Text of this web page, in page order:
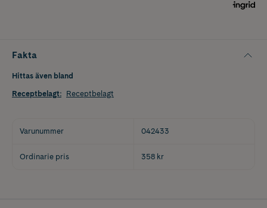
Fakta
Hittas även bland
Receptbelagt: Receptbelagt
Varunummer 042433
Ordinarie pris 358 kr